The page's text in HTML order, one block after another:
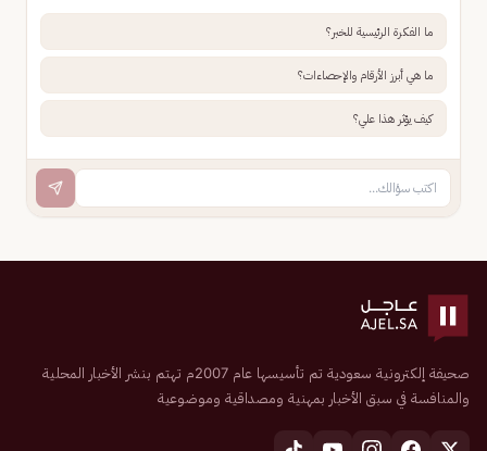
ما الفكرة الرئيسية للخبر؟
ما هي أبرز الأرقام والإحصاءات؟
كيف يؤثر هذا علي؟
صحيفة إلكترونية سعودية تم تأسيسها عام 2007م تهتم بنشر الأخبار المحلية
والمنافسة في سبق الأخبار بمهنية ومصداقية وموضوعية